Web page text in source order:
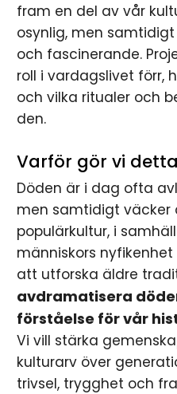
fram en del av vår
osynlig, men
och fascinerande.
roll i vardagslivet förr,
och vilka ritualer och
den.
Varför gör vi
Döden är i dag ofta
men samtidigt väcker
populärkultur, i
människors
att utforska äldre
avdramatisera
förståelse för vår
Vi vill stärka
kulturarv över
trivsel, trygghet och